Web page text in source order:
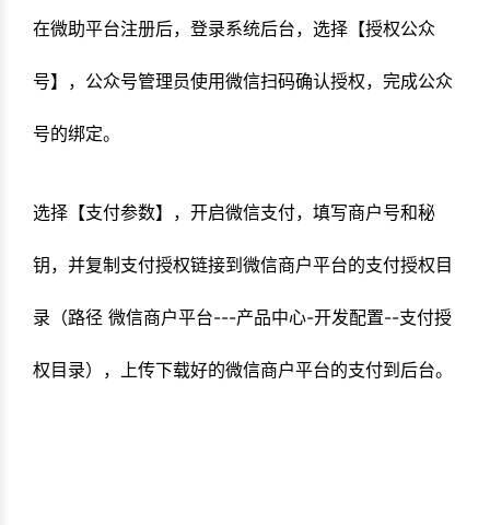
在微助平台注册后，登录系统后台，选择【授权公众
号】，公众号管理员使用微信扫码确认授权，完成公众
号的绑定。
选择【支付参数】，开启微信支付，填写商户号和秘
钥，并复制支付授权链接到微信商户平台的支付授权目
录（路径 微信商户平台---产品中心-开发配置--支付授
权目录），上传下载好的微信商户平台的支付到后台。